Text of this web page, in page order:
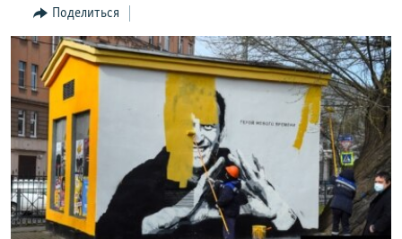
Вернутся
поиску
КЫРГЫЗЧА
ЎЗБЕКЧА
ТОҶИКӢ
TÜRKMENÇE
Все сайты РСЕ/РС
Поделиться